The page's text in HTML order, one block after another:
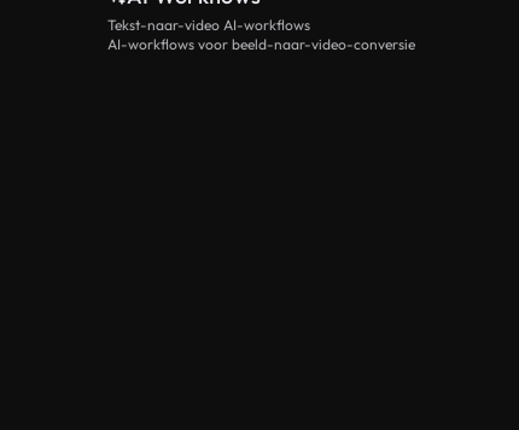
Tekst-naar-video AI-workflows
AI-workflows voor beeld-naar-video-conversie